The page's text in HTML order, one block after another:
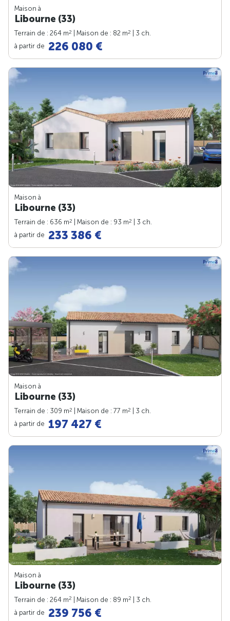
Maison à
Libourne (33)
Terrain de : 264 m2 | Maison de : 82 m2
| 3 ch.
à partir de 226 080 €
Maison à
Libourne (33)
Terrain de : 636 m2 | Maison de : 93 m2
| 3 ch.
à partir de 233 386 €
Maison à
Libourne (33)
Terrain de : 309 m2 | Maison de : 77 m2
| 3 ch.
à partir de 197 427 €
Maison à
Libourne (33)
Terrain de : 264 m2 | Maison de : 89 m2
| 3 ch.
à partir de 239 756 €